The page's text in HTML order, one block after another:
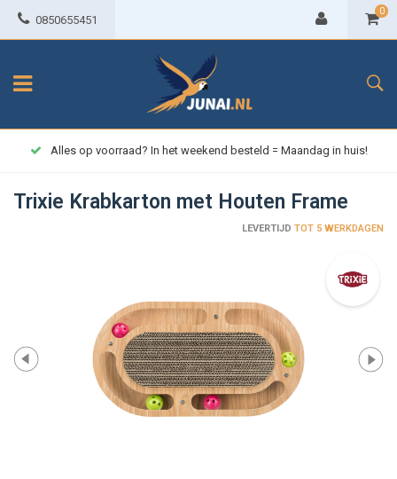
0850655451
0
Alles op voorraad? In het weekend besteld = Maandag in huis!
Trixie Krabkarton met Houten Frame
LEVERTIJD TOT 5 WERKDAGEN